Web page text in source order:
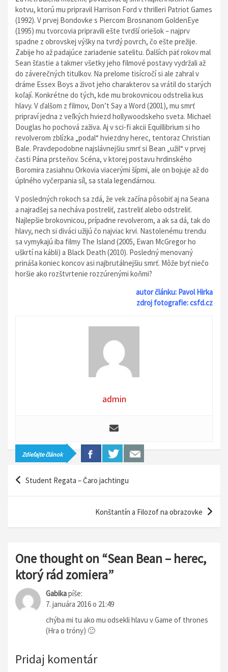
kotvu, ktorú mu pripravil Harrison Ford v thrilleri Patriot Games
(1992). V prvej Bondovke s Piercom Brosnanom GoldenEye
(1995) mu tvorcovia pripravili ešte tvrdší oriešok – najprv
spadne z obrovskej výšky na tvrdý povrch, čo ešte prežije.
Zabije ho až padajúce zariadenie satelitu. Ďalších päť rokov mal
Sean šťastie a takmer všetky jeho filmové postavy vydržali až
do záverečných titulkov. Na prelome tisícročí si ale zahral v
dráme Essex Boys a život jeho charakterov sa vrátil do starých
koľají. Konkrétne do tých, kde mu brokovnicou odstrelia kus
hlavy. V ďalšom z filmov, Don’t Say a Word (2001), mu smrť
pripraví jedna z veľkých hviezd hollywoodskeho sveta. Michael
Douglas ho pochová zaživa. Aj v sci-fi akcii Equillibrium si ho
revolverom zblízka „podal“ hviezdny herec, tentoraz Christian
Bale. Pravdepodobne najslávnejšiu smrť si Bean „užil“ v prvej
časti Pána prsteňov. Scéna, v ktorej postavu hrdinského
Boromira zasiahnu Orkovia viacerými šípmi, ale on bojuje až do
úplného vyčerpania síl, sa stala legendárnou.
V posledných rokoch sa zdá, že vek začína pôsobiť aj na Seana
a najradšej sa necháva postreliť, zastreliť alebo odstreliť.
Najlepšie brokovnicou, prípadne revolverom, a ak sa dá, tak do
hlavy, nech si diváci užijú čo najviac krvi. Nastolenému trendu
sa vymykajú iba filmy The Island (2005, Ewan McGregor ho
uškrtí na kábli) a Black Death (2010). Posledný menovaný
prináša koniec koncov asi najbrutálnejšiu smrť. Môže byť niečo
horšie ako rozštvrtenie rozzúrenými koňmi?
autor článku: Pavol Hirka
zdroj fotografie: csfd.cz
admin
Zdieľajte článok
Student Regata – Čaro jachtingu
Konštantín a Filozof na obrazovke
One thought on “Sean Bean – herec,
ktorý rád zomiera”
Gabikapíše:
7. januára 2016 o 21:49
chýba mi tu ako mu odsekli hlavu v Game of thrones
(Hra o tróny) 🙂
Pridaj komentár